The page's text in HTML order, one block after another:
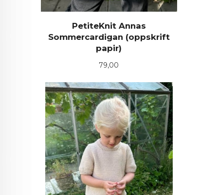
PetiteKnit Annas
Sommercardigan (oppskrift
papir)
Pris
79,00